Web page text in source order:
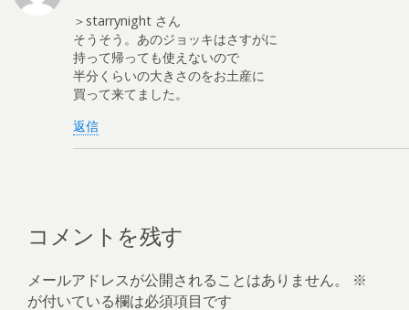
＞starrynight さん
そうそう。あのジョッキはさすがに
持って帰っても使えないので
半分くらいの大きさのをお土産に
買って来てました。
返信
コメントを残す
メールアドレスが公開されることはありません。
※
が付いている欄は必須項目です